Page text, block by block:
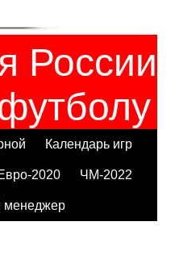
России
Календарь игр
2020 ЧМ-2022
менеджер